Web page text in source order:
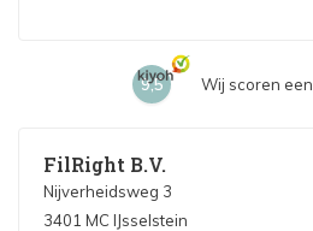
9,5 Wij scoren een
FilRight B.V.
Nijverheidsweg 3
3401 MC IJsselstein